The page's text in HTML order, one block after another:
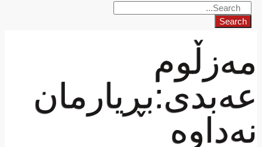
Search
مەزڵوم
عەبدی:بڕیارمان
نەداوە